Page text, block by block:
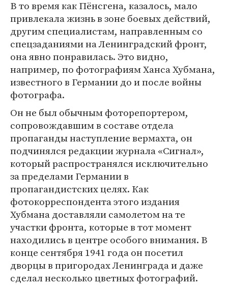
В то время как Пёнсгена, казалось, мало
привлекала жизнь в зоне боевых действий,
другим специалистам, направленным со
спецзаданиями на Ленинградский фронт,
она явно понравилась. Это видно,
например, по фотографиям Ханса Хубмана,
известного в Германии до и после войны
фотографа.
Он не был обычным фоторепортером,
сопровождавшим в составе отдела
пропаганды наступление вермахта, он
подчинялся редакции журнала «Сигнал»,
который распространялся исключительно
за пределами Германии в
пропагандистских целях. Как
фотокорреспондента этого издания
Хубмана доставляли самолетом на те
участки фронта, которые в тот момент
находились в центре особого внимания. В
конце сентября 1941 года он посетил
дворцы в пригородах Ленинграда и даже
сделал несколько цветных фотографий.